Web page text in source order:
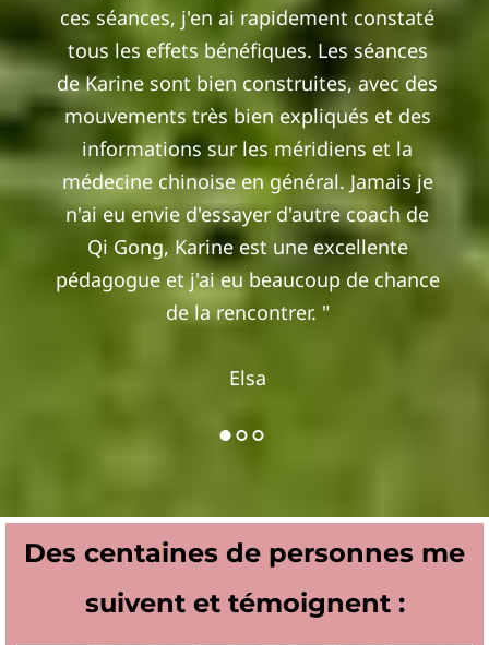
ces séances, j'en ai rapidement constaté
tous les effets bénéfiques. Les séances
de Karine sont bien construites, avec des
mouvements très bien expliqués et des
informations sur les méridiens et la
médecine chinoise en général. Jamais je
n'ai eu envie d'essayer d'autre coach de
Qi Gong, Karine est une excellente
pédagogue et j'ai eu beaucoup de chance
de la rencontrer. "
Elsa
Des centaines de personnes me
suivent et témoignent :